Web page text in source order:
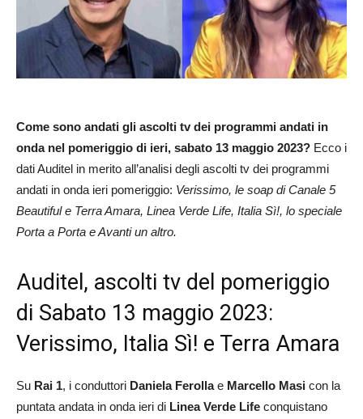
Come sono andati gli ascolti tv dei programmi andati in
onda nel pomeriggio di ieri, sabato 13 maggio 2023? Ecco i
dati Auditel in merito all’analisi degli ascolti tv dei programmi
andati in onda ieri pomeriggio: Verissimo, le soap di Canale 5
Beautiful e Terra Amara, Linea Verde Life, Italia Sì!, lo speciale
Porta a Porta e Avanti un altro.
Auditel, ascolti tv del pomeriggio
di Sabato 13 maggio 2023:
Verissimo, Italia Sì! e Terra Amara
Su Rai 1, i conduttori Daniela Ferollae Marcello Masi con la
puntata andata in onda ieri di Linea Verde Life conquistano